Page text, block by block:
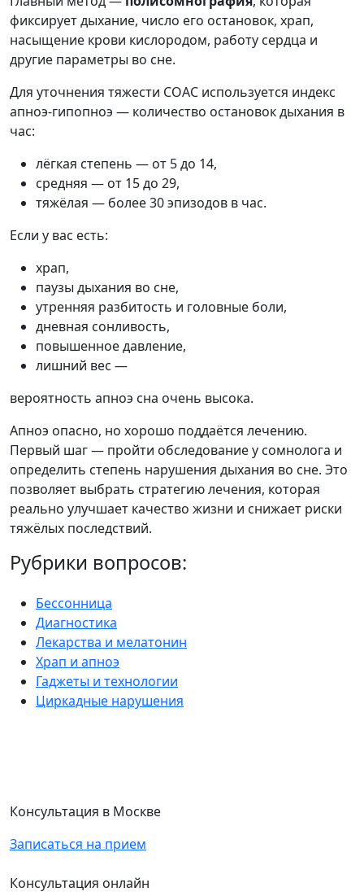
фиксирует дыхание, число его остановок, храп,
насыщение крови кислородом, работу сердца и
другие параметры во сне.
Для уточнения тяжести СОАС используется индекс
апноэ-гипопноэ — количество остановок дыхания в
час:
лёгкая степень — от 5 до 14,
средняя — от 15 до 29,
тяжёлая — более 30 эпизодов в час.
Если у вас есть:
храп,
паузы дыхания во сне,
утренняя разбитость и головные боли,
дневная сонливость,
повышенное давление,
лишний вес —
вероятность апноэ сна очень высока.
Апноэ опасно, но хорошо поддаётся лечению.
Первый шаг — пройти обследование у сомнолога и
определить степень нарушения дыхания во сне. Это
позволяет выбрать стратегию лечения, которая
реально улучшает качество жизни и снижает риски
тяжёлых последствий.
Рубрики вопросов:
Бессонница
Диагностика
Лекарства и мелатонин
Храп и апноэ
Гаджеты и технологии
Циркадные нарушения
Консультация в Москве
Записаться на прием
Консультация онлайн